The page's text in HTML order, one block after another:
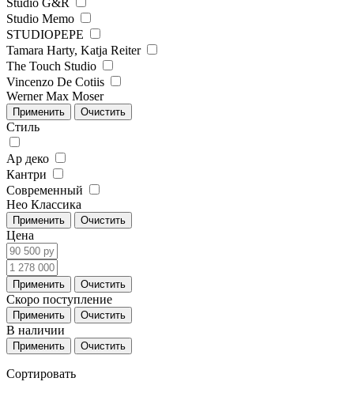
Studio G&R
Studio Memo
STUDIOPEPE
Tamara Harty, Katja Reiter
The Touch Studio
Vincenzo De Cotiis
Werner Max Moser
Стиль
Ар деко
Кантри
Современный
Нео Классика
Цена
Скоро поступление
В наличии
Сортировать